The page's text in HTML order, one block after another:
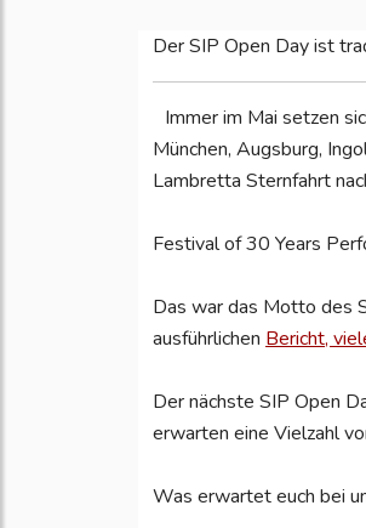
Der SIP Open Day ist
Immer im Mai setzen
München, Augsburg,
Lambretta Sternfahrt
Festival of 30 Years
Das war das Motto des
ausführlichen Bericht,
Der nächste SIP Open
erwarten eine Vielzahl
Was erwartet euch bei